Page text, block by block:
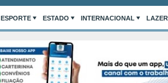
ESPORTE ESTADO INTERNACIONAL LAZER